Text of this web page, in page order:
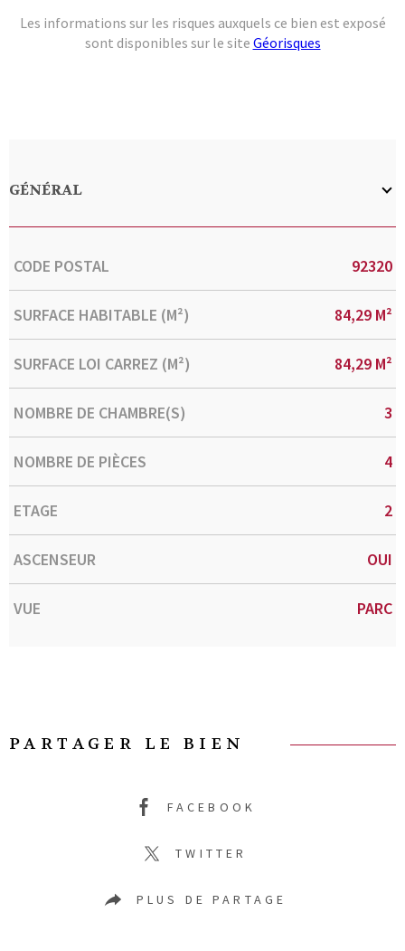
Les informations sur les risques auxquels ce bien est exposé
sont disponibles sur le site Géorisques
GÉNÉRAL
Caractérisque
CODE POSTAL 92320
SURFACE HABITABLE (M²) 84,29 M²
SURFACE LOI CARREZ (M²) 84,29 M²
NOMBRE DE CHAMBRE(S) 3
NOMBRE DE PIÈCES 4
ETAGE 2
ASCENSEUR OUI
VUE PARC
PARTAGER LE BIEN
FACEBOOK
TWITTER
PLUS DE PARTAGE